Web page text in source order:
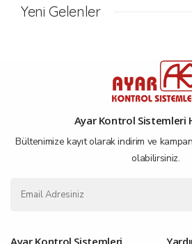
Yeni Gelenler
Ayar Kontrol Sistemleri
Bültenimize kayıt olarak indirim ve
olabilirsiniz.